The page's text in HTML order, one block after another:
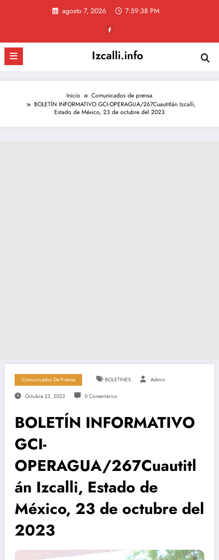
agosto 7, 2026 7:59:39 PM
Izcalli.info
Inicio
Comunicados de prensa
BOLETÍN INFORMATIVO GCI-OPERAGUA/267Cuautitlán Izcalli,
Estado de México, 23 de octubre del 2023
Comunicados De Prensa BOLETINES Admin
Octubre 23, 2023 0 Comentarios
BOLETÍN INFORMATIVO
GCI-
OPERAGUA/267Cuautitl
án Izcalli, Estado de
México, 23 de octubre del
2023